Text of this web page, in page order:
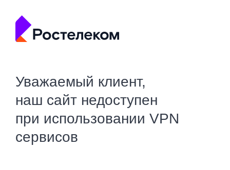
Уважаемый клиент,
наш сайт недоступен
при использовании VPN
сервисов